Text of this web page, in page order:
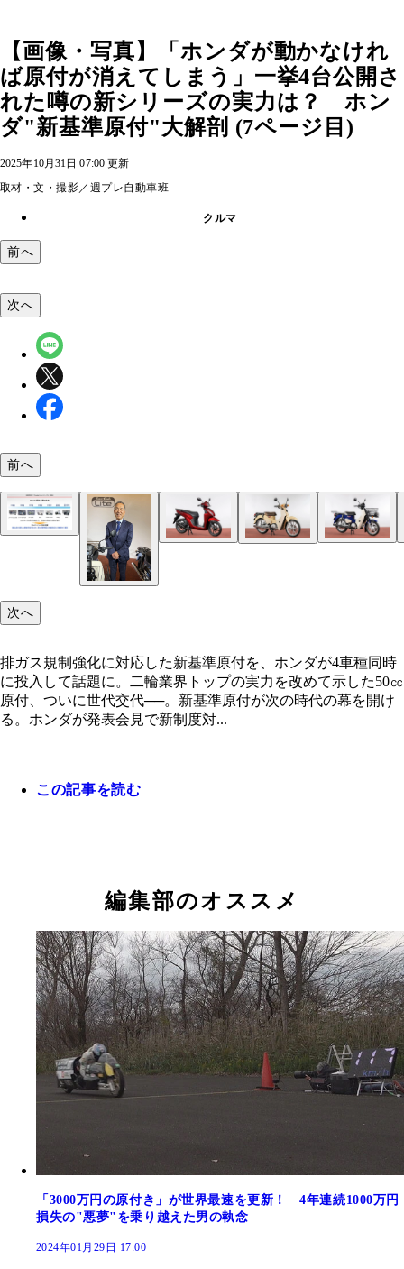
【画像・写真】「ホンダが動かなけれ
ば原付が消えてしまう」一挙4台公開さ
れた噂の新シリーズの実力は？ ホン
ダ"新基準原付"大解剖 (7ページ目)
2025年10月31日 07:00 更新
取材・文・撮影／週プレ自動車班
クルマ
前へ
排ガス規制強化に対応した新基準原付を、ホンダ
同時に投入して話題に。二輪業界トップの実力を
原付市場は、日本経済の成長とともに人々の暮ら
えてきた。しかし社会環境の変化により、近年は
向に
Dio110 Lite 11月20日発売 価格：23万9800円 ベ
の原付二種の価格は25万800円
スーパーカブ110 Lite 12月11日発売 価格：34万
円 ベースの原付二種の価格は35万2000円
スーパーカブ110 プロ Lite 12月11日発売 価格：
5000円 ベースの原付二種の価格は39万6000円
クロスカブ110 Lite 12月11日発売 価格：40万
ベースの原付二種の価格は41万2500円
次へ
前へ
次へ
排ガス規制強化に対応した新基準原付を、ホンダが4車種同時
に投入して話題に。二輪業界トップの実力を改めて示した50㏄
原付、ついに世代交代──。新基準原付が次の時代の幕を開け
る。ホンダが発表会見で新制度対...
この記事を読む
編集部のオススメ
「3000万円の原付き」が世界最速を更新！ 4年連続1000万円
損失の"悪夢"を乗り越えた男の執念
2024年01月29日 17:00